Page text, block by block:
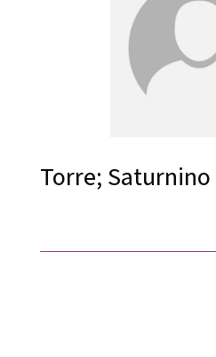
Torre; Saturnino